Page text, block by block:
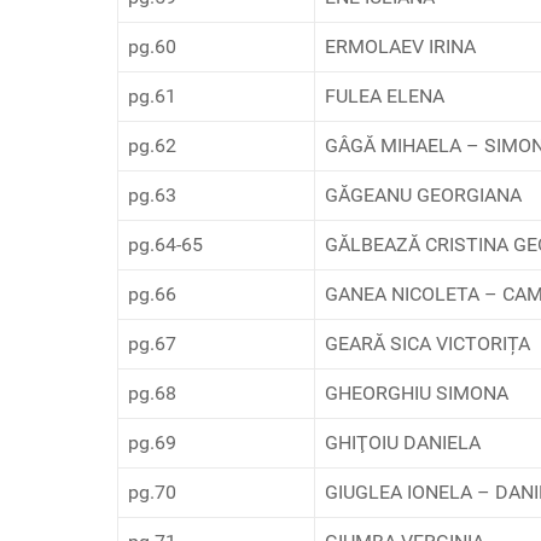
pg.60 ERMOLAEV IRINA
pg.61 FULEA ELENA
pg.62 GÂGĂ MIHAELA –
pg.63 GĂGEANU GEORGIANA
pg.64-65 GĂLBEAZĂ CRISTINA
pg.66 GANEA NICOLETA –
pg.67 GEARĂ SICA VICTORIȚA
pg.68 GHEORGHIU SIMONA
pg.69 GHIŢOIU DANIELA
pg.70 GIUGLEA IONELA –